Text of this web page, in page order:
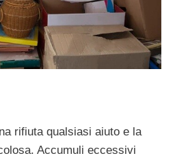
rifiuta qualsiasi aiuto e la
Accumuli eccessivi